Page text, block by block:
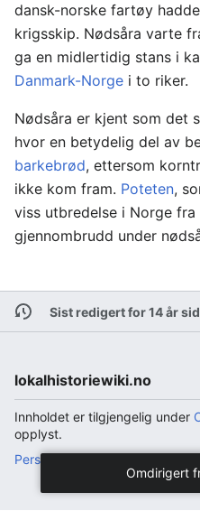
dansk-norske fartøy
krigsskip. Nødsåra varte
ga en midlertidig stans i
Danmark-Norge i to riker.
Nødsåra er kjent som det
hvor en betydelig del av
barkebrød, ettersom
ikke kom fram. Poteten,
viss utbredelse i Norge fra
gjennombrudd under
Sist redigert for 14 år
lokalhistoriewiki.no
Innholdet er tilgjengelig under
opplyst.
Personvern
Omdirigert